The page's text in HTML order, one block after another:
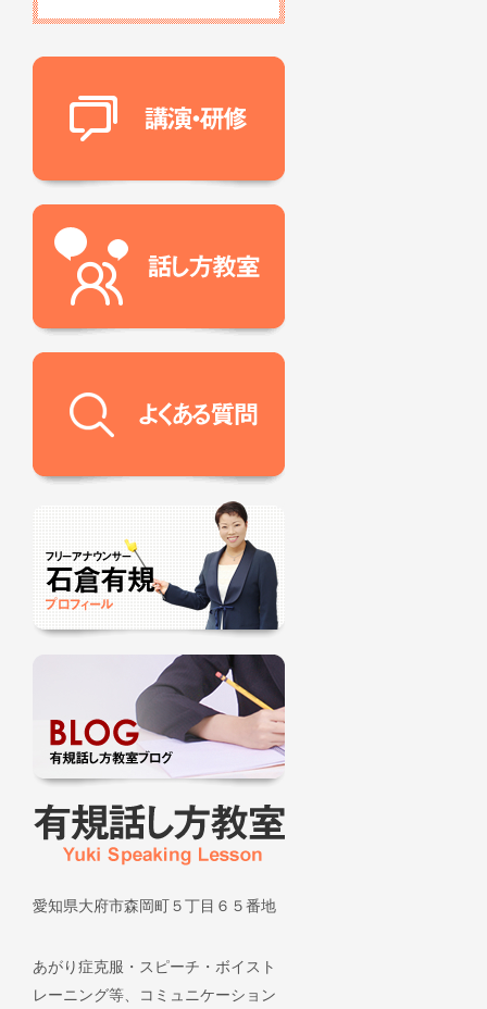
愛知県大府市森岡町５丁目６５番地
あがり症克服・スピーチ・ボイスト
レーニング等、コミュニケーション